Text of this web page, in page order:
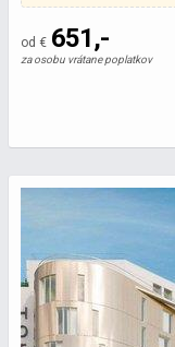
od € 651,-
za osobu vrátane poplatkov